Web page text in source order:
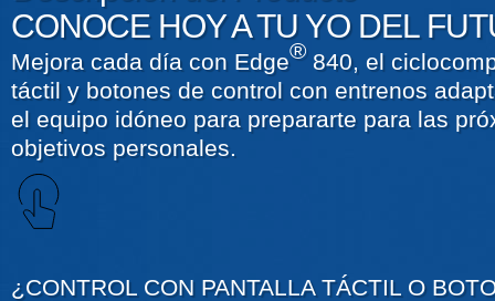
CONOCE HOY A TU YO DEL
Mejora cada día con Edge® 840, el
táctil y botones de control con entrenos
el equipo idóneo para prepararte para las
objetivos personales.
¿CONTROL CON PANTALLA TÁCTIL O